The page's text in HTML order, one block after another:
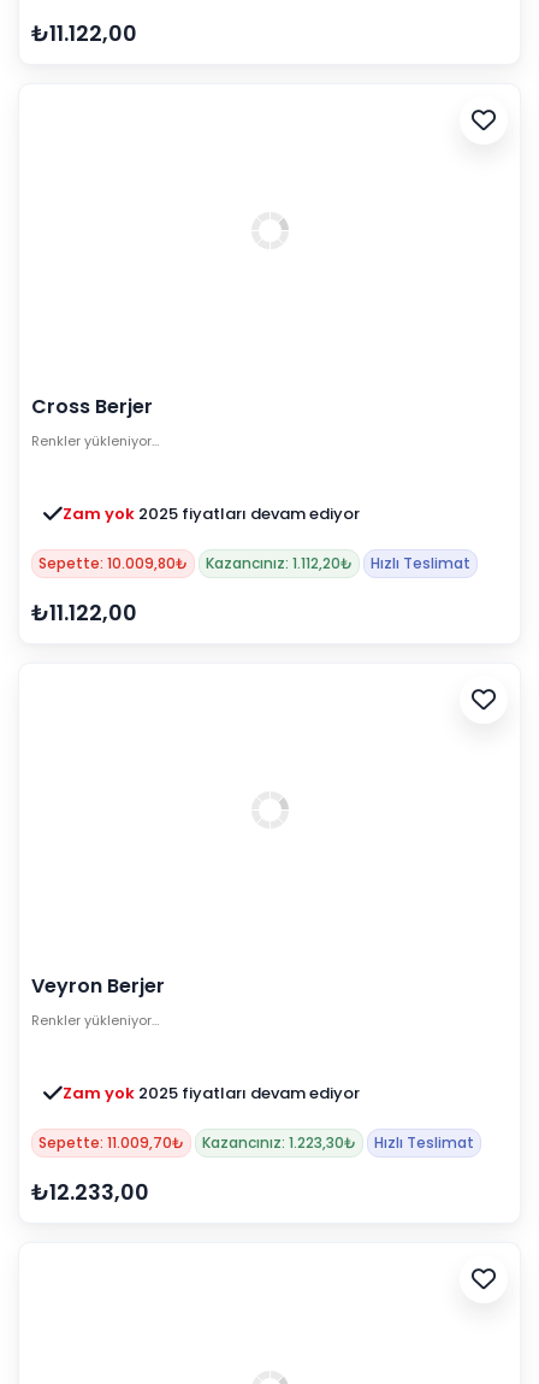
₺11.122,00
Cross Berjer
Renkler yükleniyor…
Zam yok 2025 fiyatları devam ediyor
Sepette: 10.009,80₺ Kazancınız: 1.112,20₺ Hızlı Teslimat
₺11.122,00
Veyron Berjer
Renkler yükleniyor…
Zam yok 2025 fiyatları devam ediyor
Sepette: 11.009,70₺ Kazancınız: 1.223,30₺ Hızlı Teslimat
₺12.233,00